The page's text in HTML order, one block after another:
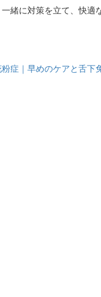
一緒に対策を立て、快適
症｜早めのケアと舌下